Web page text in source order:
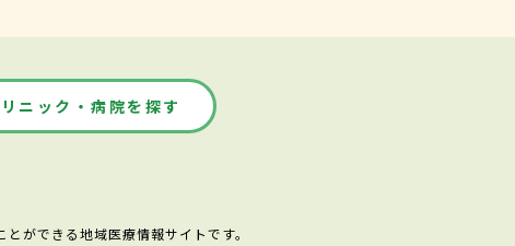
ニック・病院を探す
ができる地域医療情報サイトです。